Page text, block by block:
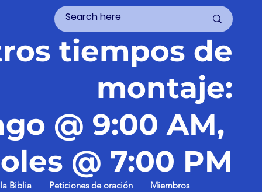
tiempos de
montaje:
@ 9:00 AM,
@ 7:00 PM
Biblia Peticiones de oración Miembros